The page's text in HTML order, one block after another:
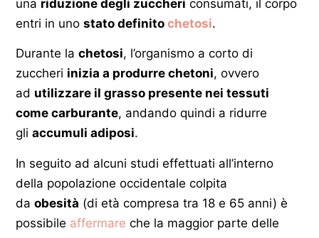
una riduzione degli zuccheri consumati, il corpo
entri in uno stato definito chetosi.
Durante la chetosi, l’organismo a corto di
zuccheri inizia a produrre chetoni, ovvero
ad utilizzare il grasso presente nei tessuti
come carburante, andando quindi a ridurre
gli accumuli adiposi.
In seguito ad alcuni studi effettuati all’interno
della popolazione occidentale colpita
da obesità (di età compresa tra 18 e 65 anni) è
possibile affermare che la maggior parte delle